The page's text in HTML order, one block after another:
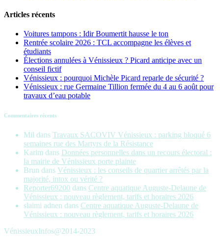
Articles récents
Voitures tampons : Idir Boumertit hausse le ton
Rentrée scolaire 2026 : TCL accompagne les élèves et
étudiants
Élections annulées à Vénissieux ? Picard anticipe avec un
conseil fictif
Vénissieux : pourquoi Michèle Picard reparle de sécurité ?
Vénissieux : rue Germaine Tillion fermée du 4 au 6 août pour
travaux d’eau potable
Commentaires récents
Mil dans Travaux SACOVIV Vénissieux : parking bloqué 6
semaines rue des Martyrs de la Résistance
Karim dans Données personnelles dans un recours électoral :
la mairie de Vénissieux porte plainte
Brun dans Vénissieux : les conseils de quartier arrêtés par la
majorité, intox ou vérité ?
Reporter69200 dans Centre aquatique Auguste-Delaune de
Vénissieux : nouveau règlement, tarifs et horaires 2026
slaimi adnen dans Centre aquatique Auguste-Delaune de
Vénissieux : nouveau règlement, tarifs et horaires 2026
VénissieuxInfos@2014-2023